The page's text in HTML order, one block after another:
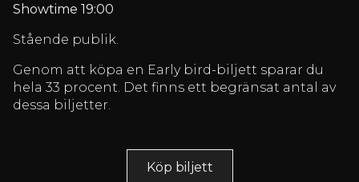
Showtime 19:00
Stående publik.
Genom att köpa en Early bird-biljett sparar du
hela 33 procent. Det finns ett begränsat antal av
dessa biljetter.
Köp biljett